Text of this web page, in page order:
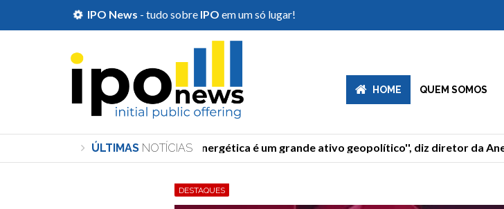
IPO News - tudo sobre IPO em um só lugar!
HOME QUEM SOMOS
ÚLTIMAS NOTÍCIAS
''Transição energética é um grande ativo geopolítico'', diz diretor da Aneel
DESTAQUES